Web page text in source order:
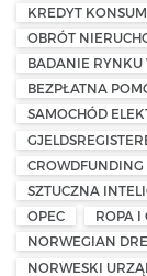
KREDYT
OBRÓT
BADANIE RYNKU
BEZPŁATNA
SAMOCHÓD
SZTUCZNA
OPEC
ROPA I
NORWEGIAN
NORWESKI